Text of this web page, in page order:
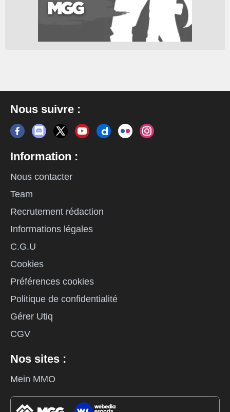
Nous suivre :
Information :
Nous contacter
Team
Recrutement rédaction
Informations légales
C.G.U
Cookies
Préférences cookies
Politique de confidentialité
Gérer Utiq
CGV
Nos sites :
Mein MMO